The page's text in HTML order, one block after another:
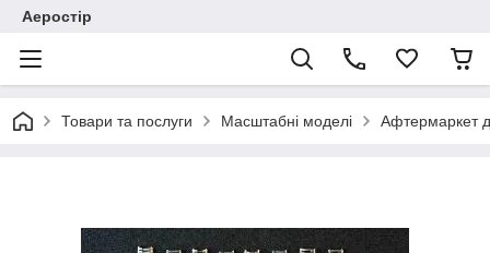
Аеростір
Товари та послуги Масштабні моделі Афтермаркет